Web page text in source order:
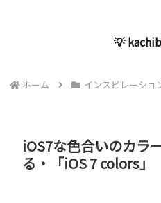
💡
ホーム インスピレーショ
iOS7な色合いのカラ
る・「iOS 7 colors」